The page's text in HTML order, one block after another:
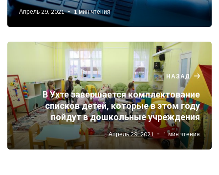
Апрель 29, 2021 1 мин чтения
НАЗАД
В Ухте завершается комплектование
списков детей, которые в этом году
пойдут в дошкольные учреждения
Апрель 29, 2021 1 мин чтения